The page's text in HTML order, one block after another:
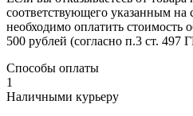
соответствующего указанным на
необходимо оплатить стоимость
500 рублей (согласно п.3 ст. 497
Способы оплаты
1
Наличными курьеру